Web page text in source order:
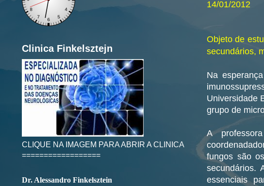
14/01/2012
Objeto de
secundários,
Na
Universidade
grupo de
A
fungos são
secundários.
essenciais
Clinica Finkelsztejn
CLIQUE NA IMAGEM PARA ABRIR A CLINICA
==================
Dr. Alessandro Finkelsztein